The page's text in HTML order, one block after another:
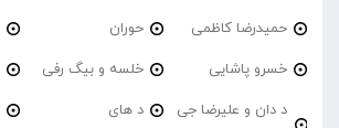
حمیدرضا کاظمی حوران
خسرو پاشایی خلسه و بیگ رفی
د دان و علیرضا جی
د های